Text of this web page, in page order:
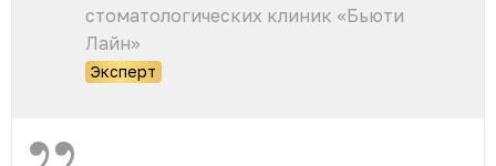
стоматологических клиник «Бьюти
Лайн»
Эксперт